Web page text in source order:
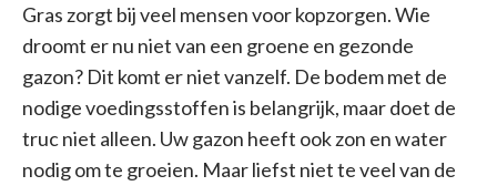
Gras zorgt bij veel mensen voor kopzorgen. Wie
droomt er nu niet van een groene en gezonde
gazon? Dit komt er niet vanzelf. De bodem met de
nodige voedingsstoffen is belangrijk, maar doet de
truc niet alleen. Uw gazon heeft ook zon en water
nodig om te groeien. Maar liefst niet te veel van de